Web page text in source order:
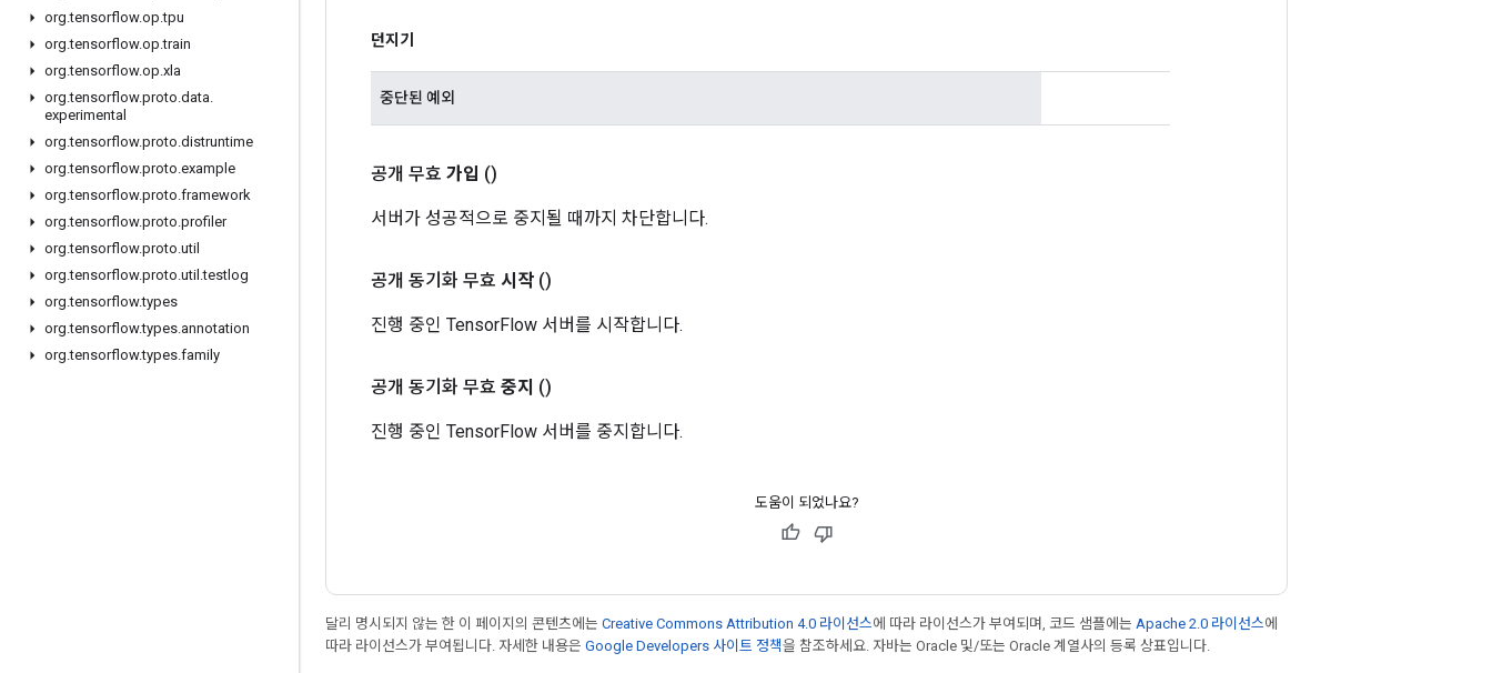
org.tensorflow.op.tpu
org.tensorflow.op.train
org.tensorflow.op.xla
org.tensorflow.proto.data.
experimental
org.tensorflow.proto.distruntime
org.tensorflow.proto.example
org.tensorflow.proto.framework
org.tensorflow.proto.profiler
org.tensorflow.proto.util
org.tensorflow.proto.util .testlog
org.tensorflow.types
org.tensorflow.types.annotation
org.tensorflow.types.family
던지기
중단된 예외
공개 무효 가입 ()
서버가 성공적으로 중지될 때까지 차단합니다.
공개 동기화 무효 시작 ()
진행 중인 TensorFlow 서버를 시작합니다.
공개 동기화 무효 중지 ()
진행 중인 TensorFlow 서버를 중지합니다.
도움이 되었나요?
달리 명시되지 않는 한 이 페이지의 콘텐츠에는 Creative Commons Attribution 4.0 라이선스에 따라 라이선스가 부여되며, 코드 샘플에는 Apache 2.0 라이선스에
따라 라이선스가 부여됩니다. 자세한 내용은 Google Developers 사이트 정책을 참조하세요. 자바는 Oracle 및/또는 Oracle 계열사의 등록 상표입니다.